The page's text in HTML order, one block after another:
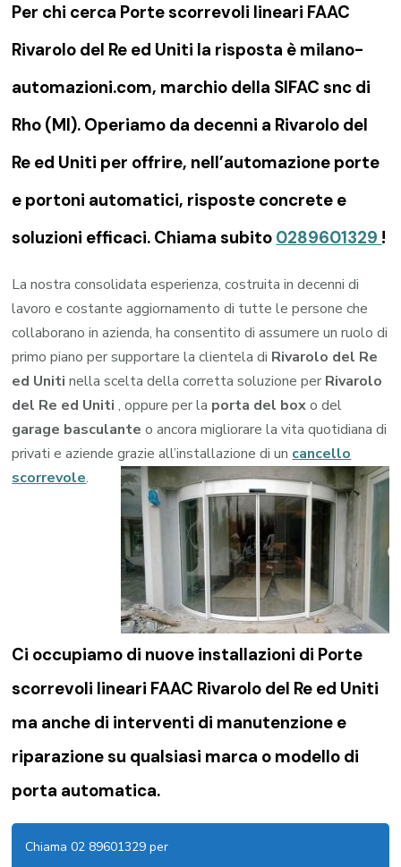
Per chi cerca Porte scorrevoli lineari FAAC
Rivarolo del Re ed Uniti la risposta è milano-
automazioni.com, marchio della SIFAC snc di
Rho (MI). Operiamo da decenni a Rivarolo del
Re ed Uniti per offrire, nell’automazione porte
e portoni automatici, risposte concrete e
soluzioni efficaci. Chiama subito 0289601329 !
La nostra consolidata esperienza, costruita in decenni di
lavoro e costante aggiornamento di tutte le persone che
collaborano in azienda, ha consentito di assumere un ruolo di
primo piano per supportare la clientela di Rivarolo del Re
ed Uniti nella scelta della corretta soluzione per Rivarolo
del Re ed Uniti , oppure per la porta del boxo del
garage basculante o ancora migliorare la vita quotidiana di
privati e aziende grazie all’installazione di un cancello
scorrevole.
Ci occupiamo di nuove installazioni di Porte
scorrevoli lineari FAAC Rivarolo del Re ed Uniti
ma anche di interventi di manutenzione e
riparazione su qualsiasi marca o modello di
porta automatica.
Chiama 02 89601329 per